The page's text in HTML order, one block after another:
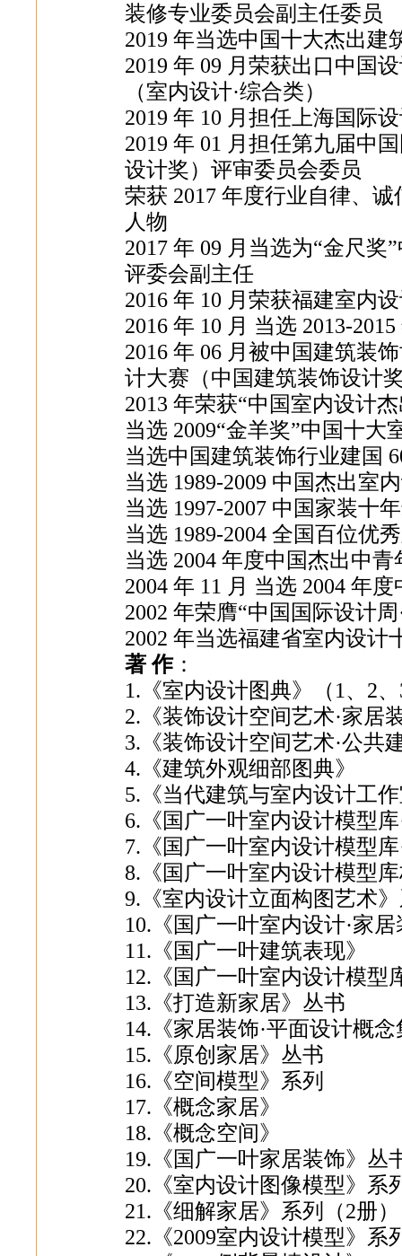
装修专业委员会副主任委员
2019 年当选中国十大杰出建
2019 年 09 月荣获出口中国
（室内设计·综合类）
2019 年 10 月担任上海国际
2019 年 01 月担任第九届中
设计奖）评审委员会委员
荣获 2017 年度行业自律、
人物
2017 年 09 月当选为“金尺
评委会副主任
2016 年 10 月荣获福建室内
2016 年 10 月 当选 2013-
2016 年 06 月被中国建筑装
计大赛（中国建筑装饰设计
2013 年荣获“中国室内设计
当选 2009“金羊奖”中国十大
当选中国建筑装饰行业建国
当选 1989-2009 中国杰出室
当选 1997-2007 中国家装十
当选 1989-2004 全国百位优
当选 2004 年度中国杰出中青
2004 年 11 月 当选 2004 年
2002 年荣膺“中国国际设计
2002 年当选福建省室内设计
著 作：
1.《室内设计图典》（1、2
2.《装饰设计空间艺术·家居
3.《装饰设计空间艺术·公共
4.《建筑外观细部图典》
5.《当代建筑与室内设计工
6.《国广一叶室内设计模型
7.《国广一叶室内设计模型
8.《国广一叶室内设计模型
9.《室内设计立面构图艺术
10.《国广一叶室内设计·家
11.《国广一叶建筑表现》
12.《国广一叶室内设计模型
13.《打造新家居》丛书
14.《家居装饰·平面设计概
15.《原创家居》丛书
16.《空间模型》系列
17.《概念家居》
18.《概念空间》
19.《国广一叶家居装饰》丛
20.《室内设计图像模型》系
21.《细解家居》系列（2册）
22.《2009室内设计模型》系